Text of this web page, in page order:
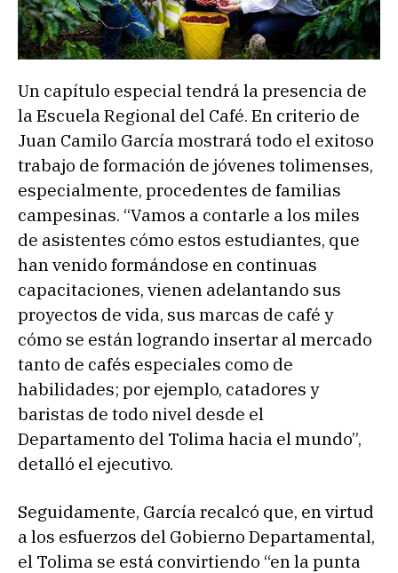
Un capítulo especial tendrá la presencia de
la Escuela Regional del Café. En criterio de
Juan Camilo García mostrará todo el exitoso
trabajo de formación de jóvenes tolimenses,
especialmente, procedentes de familias
campesinas. “Vamos a contarle a los miles
de asistentes cómo estos estudiantes, que
han venido formándose en continuas
capacitaciones, vienen adelantando sus
proyectos de vida, sus marcas de café y
cómo se están logrando insertar al mercado
tanto de cafés especiales como de
habilidades; por ejemplo, catadores y
baristas de todo nivel desde el
Departamento del Tolima hacia el mundo”,
detalló el ejecutivo.
Seguidamente, García recalcó que, en virtud
a los esfuerzos del Gobierno Departamental,
el Tolima se está convirtiendo “en la punta